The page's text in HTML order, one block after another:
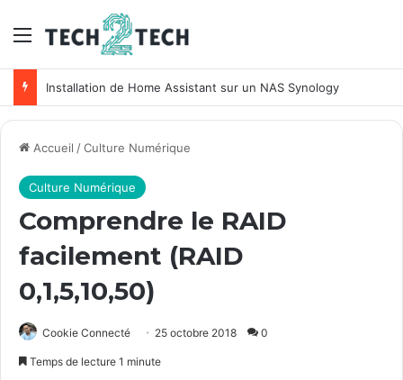
Menu
Installation de Home Assistant sur un NAS Synology
Accueil /Culture Numérique
Culture Numérique
Comprendre le RAID
facilement (RAID
0,1,5,10,50)
Cookie Connecté 25 octobre 2018 0
Temps de lecture 1 minute